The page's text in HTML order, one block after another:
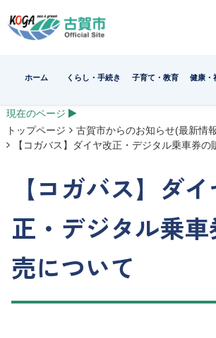
ホーム くらし・手続き 子育て・教育 健康・
現在のページ
トップページ
古賀市からのお知らせ(最新情
【コガバス】ダイヤ改正・デジタル乗車券の
【コガバス】ダ
正・デジタル乗
売について